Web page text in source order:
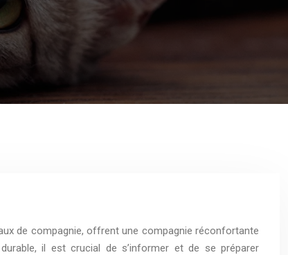
de compagnie, offrent une compagnie réconfortante
il est crucial de s’informer et de se préparer